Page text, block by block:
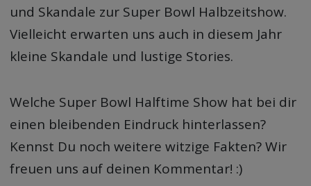
und Skandale zur Super Bowl Halbzeitshow.
Vielleicht erwarten uns auch in diesem Jahr
kleine Skandale und lustige Stories.
Welche Super Bowl Halftime Show hat bei dir
einen bleibenden Eindruck hinterlassen?
Kennst Du noch weitere witzige Fakten? Wir
freuen uns auf deinen Kommentar! :)